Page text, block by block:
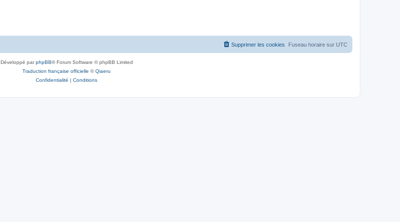
Fuseau horaire sur UTC
Supprimer les cookies
Développé parphpBB® Forum Software © phpBB Limited
Traduction française officielle ©Qiaeru
Confidentialité | Conditions